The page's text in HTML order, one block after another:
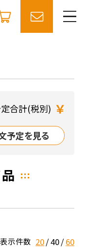
合計(税別) ￥
予定を見る
表示件数 20 40 60